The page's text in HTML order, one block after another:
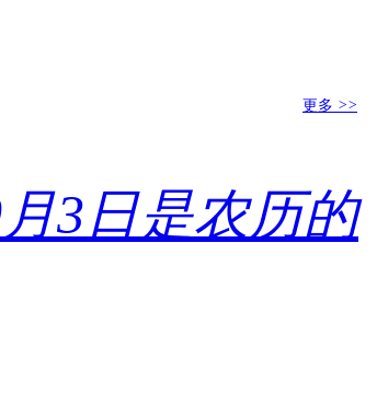
更多 >>